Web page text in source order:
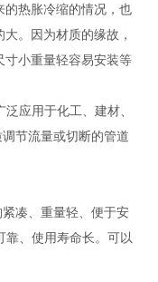
的热胀冷缩的情况，也
。因为材质的缘故，
寸小重量轻容易安装等
应用于化工、建材、
节流量或切断的管道
凑、重量轻、便于安
、使用寿命长。可以